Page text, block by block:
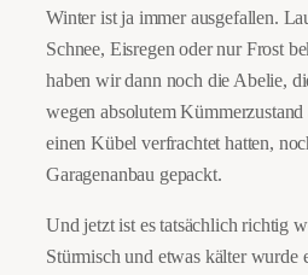
Winter ist ja immer ausgefallen.
Schnee, Eisregen oder nur Frost
haben wir dann noch die Abelie,
wegen absolutem
einen Kübel verfrachtet hatten,
Garagenanbau gepackt.
Und jetzt ist es tatsächlich richtig
Stürmisch und etwas kälter wurde